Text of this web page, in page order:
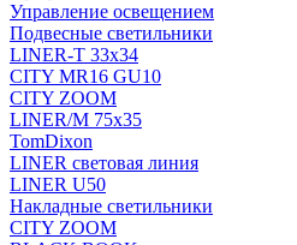
Управление освещением
Подвесные светильники
LINER-T 33x34
CITY MR16 GU10
CITY ZOOM
LINER/M 75х35
TomDixon
LINER световая линия
LINER U50
Накладные светильники
CITY ZOOM